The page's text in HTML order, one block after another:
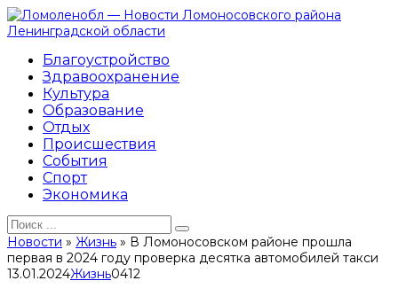
Перейти
к
Благоустройство
Здравоохранение
Культура
Образование
Отдых
Происшествия
События
Спорт
Экономика
Search
for:
Новости » Жизнь » В Ломоносовском районе прошла
первая в 2024 году проверка десятка автомобилей такси
13.01.2024Жизнь0412